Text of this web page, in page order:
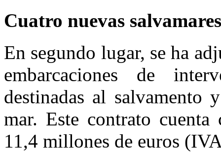
Cuatro nuevas salvamares
En segundo lugar, se ha
embarcaciones de
destinadas al salvamento
mar. Este contrato cuenta
11,4 millones de euros